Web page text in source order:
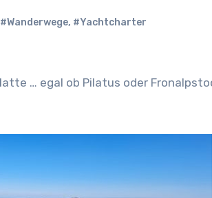
#Wanderwege, #Yachtcharter